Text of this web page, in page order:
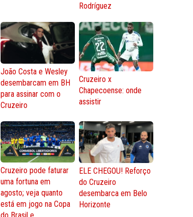
Rodríguez
João Costa e Wesley
desembarcam em BH
para assinar com o
Cruzeiro
Cruzeiro x
Chapecoense: onde
assistir
Cruzeiro pode faturar
uma fortuna em
agosto; veja quanto
está em jogo na Copa
ELE CHEGOU! Reforço
do Cruzeiro
desembarca em Belo
Horizonte